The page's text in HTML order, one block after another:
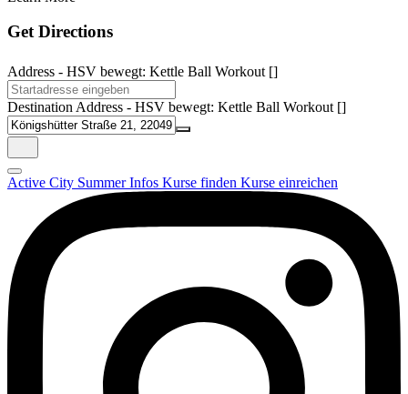
Get Directions
Address - HSV bewegt: Kettle Ball Workout []
Destination Address - HSV bewegt: Kettle Ball Workout []
Active City SummerInfos Kurse finden Kurse einreichen